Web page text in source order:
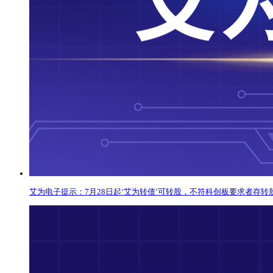
艾为电子提示：7月28日起‘艾为转债’可转股，不符科创板要求者存转